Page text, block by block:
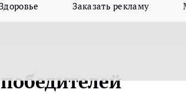
Заказать рекламу